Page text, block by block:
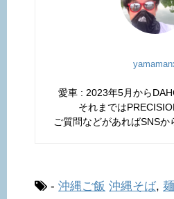
愛車 : 2023年5月から
それまでは
ご質問などがあればSNSか
- 沖縄ご飯 沖縄そば, 麺